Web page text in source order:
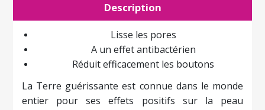
Description
Lisse les pores
A un effet antibactérien
Réduit efficacement les boutons
La Terre guérissante est connue dans le monde
entier pour ses effets positifs sur la peau